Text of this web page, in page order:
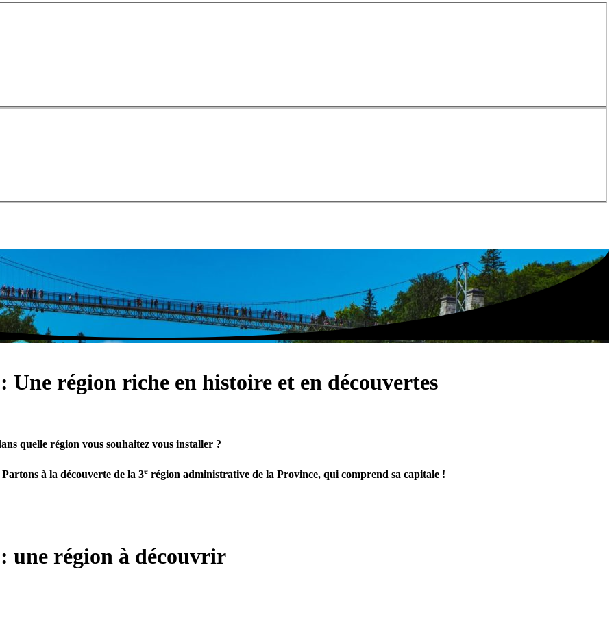
région riche en histoire et en découvertes
quelle région vous souhaitez vous installer ?
à la découverte de la 3e région administrative de la Province, qui comprend sa capitale !
une région à découvrir